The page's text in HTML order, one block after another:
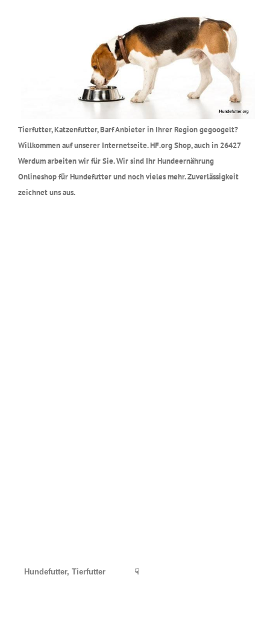
Tierfutter, Katzenfutter, Barf Anbieter in Ihrer Region gegoogelt?
Willkommen auf unserer Internetseite. HF.org Shop, auch in 26427
Werdum arbeiten wir für Sie. Wir sind Ihr Hundeernährung
Onlineshop für Hundefutter und noch vieles mehr. Zuverlässigkeit
zeichnet uns aus.
Hundefutter, Tierfutter ☟